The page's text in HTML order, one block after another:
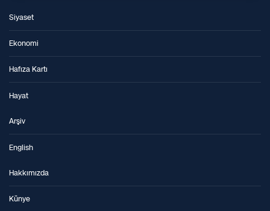
Siyaset
Ekonomi
Hafıza Kartı
Hayat
Arşiv
English
Hakkımızda
Künye